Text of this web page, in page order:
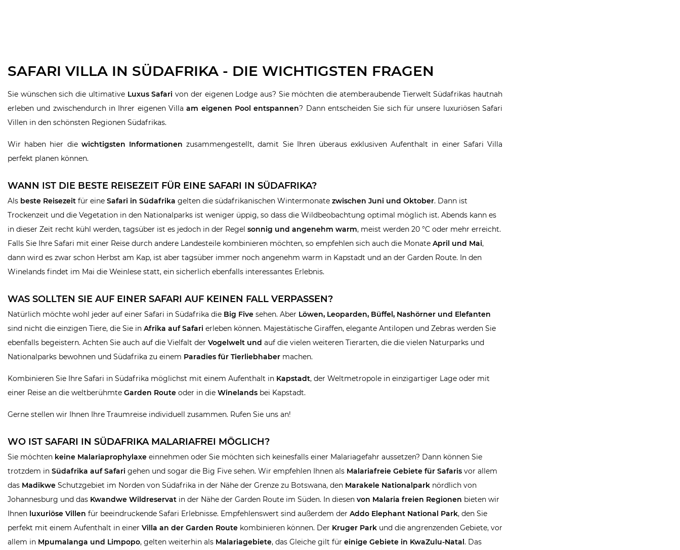
SAFARI VILLA IN SÜDAFRIKA - DIE WICHTIGSTEN FRAGEN
Sie wünschen sich die ultimative Luxus Safari von der eigenen Lodge aus? Sie möchten die atemberaubende Tierwelt Südafrikas hautnah
erleben und zwischendurch in Ihrer eigenen Villaam eigenen Pool entspannen? Dann entscheiden Sie sich für unsere luxuriösen Safari
Villen in den schönsten Regionen Südafrikas.
Wir haben hier die wichtigsten Informationen zusammengestellt, damit Sie Ihren überaus exklusiven Aufenthalt in einer Safari Villa
perfekt planen können.
WANN IST DIE BESTE REISEZEIT FÜR EINE SAFARI IN SÜDAFRIKA?
Als beste Reisezeit für eine Safari in Südafrika gelten die südafrikanischen Wintermonate zwischen Juni und Oktober. Dann ist
Trockenzeit und die Vegetation in den Nationalparks ist weniger üppig, so dass die Wildbeobachtung optimal möglich ist. Abends kann es
in dieser Zeit recht kühl werden, tagsüber ist es jedoch in der Regel sonnig und angenehm warm, meist werden 20 °C oder mehr erreicht.
Falls Sie Ihre Safari mit einer Reise durch andere Landesteile kombinieren möchten, so empfehlen sich auch die Monate April und Mai,
dann wird es zwar schon Herbst am Kap, ist aber tagsüber immer noch angenehm warm in Kapstadt und an der Garden Route. In den
Winelands findet im Mai die Weinlese statt, ein sicherlich ebenfalls interessantes Erlebnis.
WAS SOLLTEN SIE AUF EINER SAFARI AUF KEINEN FALL VERPASSEN?
Natürlich möchte wohl jeder auf einer Safari in Südafrika die Big Five sehen. Aber Löwen, Leoparden, Büffel, Nashörner und Elefanten
sind nicht die einzigen Tiere, die Sie in Afrika auf Safari erleben können. Majestätische Giraffen, elegante Antilopen und Zebras werden Sie
ebenfalls begeistern. Achten Sie auch auf die Vielfalt der Vogelwelt und auf die vielen weiteren Tierarten, die die vielen Naturparks und
Nationalparks bewohnen und Südafrika zu einem Paradies für Tierliebhaber machen.
Kombinieren Sie Ihre Safari in Südafrika möglichst mit einem Aufenthalt in Kapstadt, der Weltmetropole in einzigartiger Lage oder mit
einer Reise an die weltberühmte Garden Route oder in die Winelands bei Kapstadt.
Gerne stellen wir Ihnen Ihre Traumreise individuell zusammen. Rufen Sie uns an!
WO IST SAFARI IN SÜDAFRIKA MALARIAFREI MÖGLICH?
Sie möchten keine Malariaprophylaxe einnehmen oder Sie möchten sich keinesfalls einer Malariagefahr aussetzen? Dann können Sie
trotzdem in Südafrika auf Safari gehen und sogar die Big Five sehen. Wir empfehlen Ihnen als Malariafreie Gebiete für Safaris vor allem
das Madikwe Schutzgebiet im Norden von Südafrika in der Nähe der Grenze zu Botswana, den Marakele Nationalpark nördlich von
Johannesburg und das Kwandwe Wildreservat in der Nähe der Garden Route im Süden. In diesen von Malaria freien Regionen bieten wir
Ihnen luxuriöse Villen für beeindruckende Safari Erlebnisse. Empfehlenswert sind außerdem der Addo Elephant National Park, den Sie
perfekt mit einem Aufenthalt in einer Villa an der Garden Route kombinieren können. Der Kruger Park und die angrenzenden Gebiete, vor
allem in Mpumalanga und Limpopo, gelten weiterhin als Malariagebiete, das Gleiche gilt für einige Gebiete in KwaZulu-Natal. Das